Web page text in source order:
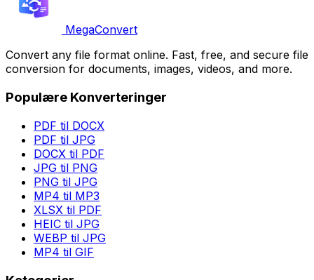
MegaConvert
Convert any file format online. Fast, free, and secure file
conversion for documents, images, videos, and more.
Populære Konverteringer
PDF til DOCX
PDF til JPG
DOCX til PDF
JPG til PNG
PNG til JPG
MP4 til MP3
XLSX til PDF
HEIC til JPG
WEBP til JPG
MP4 til GIF